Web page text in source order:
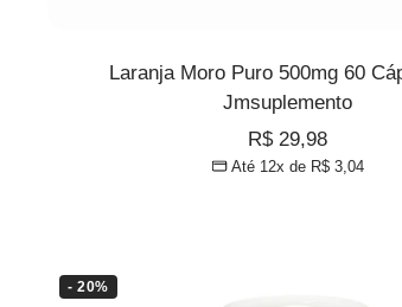
Laranja Moro Puro 500mg 60
Jmsuplemento
Preço
promocional
R$ 29,98
Até 12x de R$ 3,04
- 20%